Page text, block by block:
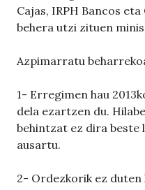
Cajas, IRPH Bancos
behera utzi zituen
Azpimarratu
1- Erregimen hau
dela ezartzen du.
behintzat ez dira beste
ausartu.
2- Ordezkorik ez